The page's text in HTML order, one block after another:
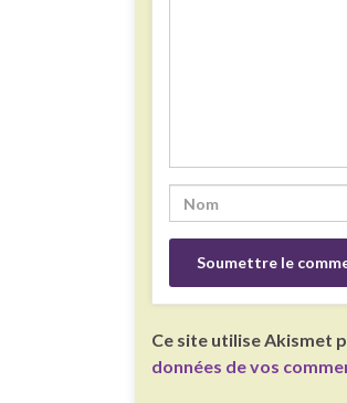
Ce site utilise Akismet
données de vos